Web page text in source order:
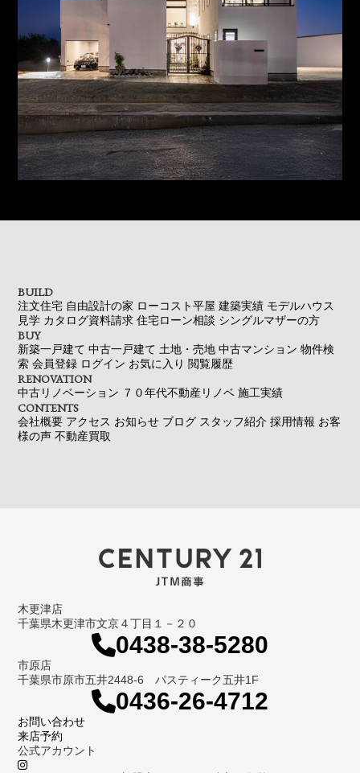
BUILD
注文住宅 自由設計の家 ローコスト平屋 建築実績 モデルハウス
見学 カタログ資料請求 住宅ローン相談 シングルマザーの方
BUY
新築一戸建て 中古一戸建て 土地・売地 中古マンション 物件検
索 会員登録 ログイン お気に入り 閲覧履歴
RENOVATION
中古リノベーション ７０年代不動産リノベ 施工実績
CONTENTS
会社概要 アクセス お知らせ ブログ スタッフ紹介 採用情報 お客
様の声 不動産買取
木更津店
千葉県木更津市文京４丁目１－２０
0438-38-5280
市原店
千葉県市原市五井2448-6 パスティーク五井1F
0436-26-4712
お問い合わせ
来店予約
公式アカウント